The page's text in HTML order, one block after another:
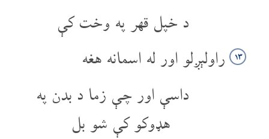
د خپل قهر په وخت کې
۱۳ راولېږلو اور له اسمانه هغه
داسې اور چې زما د بدن په
هډوکو کې شو بل